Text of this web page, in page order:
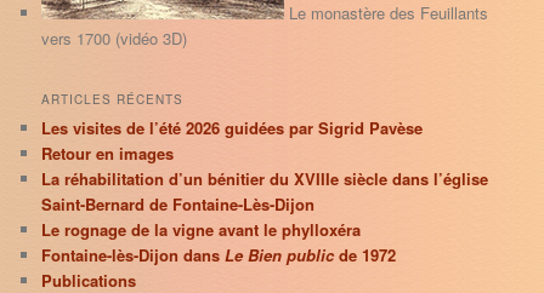
Le monastère des Feuillants
vers 1700 (vidéo 3D)
ARTICLES RÉCENTS
Les visites de l’été 2026 guidées par Sigrid Pavèse
Retour en images
La réhabilitation d’un bénitier du XVIIIe siècle dans l’église
Saint-Bernard de Fontaine-Lès-Dijon
Le rognage de la vigne avant le phylloxéra
Fontaine-lès-Dijon dansLe Bien publicde 1972
Publications